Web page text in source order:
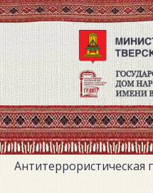
Антитеррористическая